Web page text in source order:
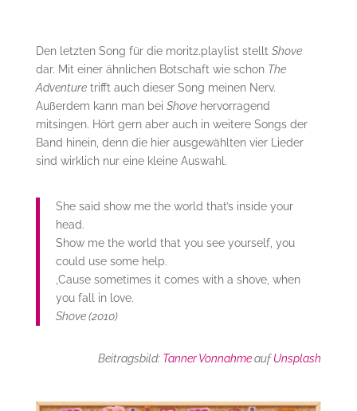
Den letzten Song für die moritz.playlist stellt Shove
dar. Mit einer ähnlichen Botschaft wie schon The
Adventuretrifft auch dieser Song meinen Nerv.
Außerdem kann man bei Shovehervorragend
mitsingen. Hört gern aber auch in weitere Songs der
Band hinein, denn die hier ausgewählten vier Lieder
sind wirklich nur eine kleine Auswahl.
She said show me the world that’s inside your
head.
Show me the world that you see yourself, you
could use some help.
‚Cause sometimes it comes with a shove, when
you fall in love.
Shove (2010)
Beitragsbild: Tanner VonnahmeaufUnsplash